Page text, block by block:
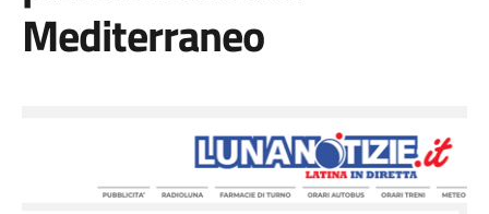
Mediterraneo